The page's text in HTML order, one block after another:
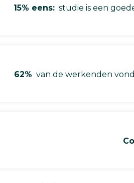
15% eens: studie is een
62% van de werkenden